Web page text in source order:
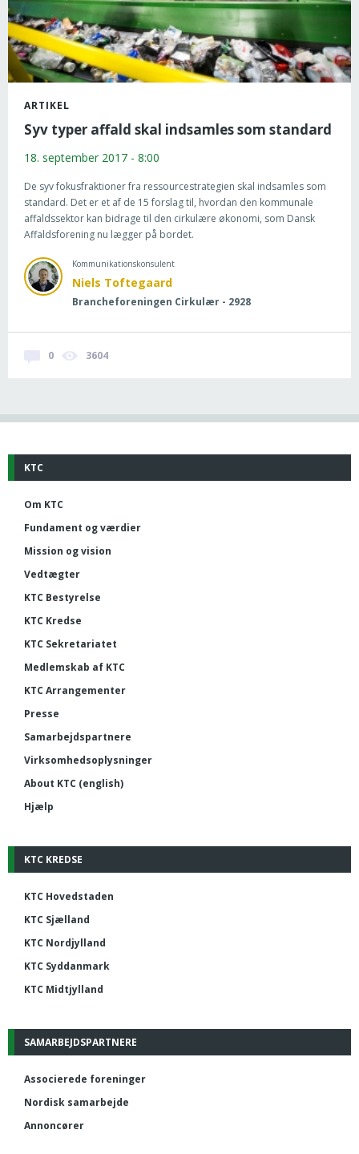
ARTIKEL
Syv typer affald skal indsamles som standard
18. september 2017 - 8:00
De syv fokusfraktioner fra ressourcestrategien skal indsamles som
standard. Det er et af de 15 forslag til, hvordan den kommunale
affaldssektor kan bidrage til den cirkulære økonomi, som Dansk
Affaldsforening nu lægger på bordet.
Kommunikationskonsulent
Niels Toftegaard
Brancheforeningen Cirkulær - 2928
0 3604
KTC
Om KTC
Fundament og værdier
Mission og vision
Vedtægter
KTC Bestyrelse
KTC Kredse
KTC Sekretariatet
Medlemskab af KTC
KTC Arrangementer
Presse
Samarbejdspartnere
Virksomhedsoplysninger
About KTC (english)
Hjælp
KTC KREDSE
KTC Hovedstaden
KTC Sjælland
KTC Nordjylland
KTC Syddanmark
KTC Midtjylland
SAMARBEJDSPARTNERE
Associerede foreninger
Nordisk samarbejde
Annoncører